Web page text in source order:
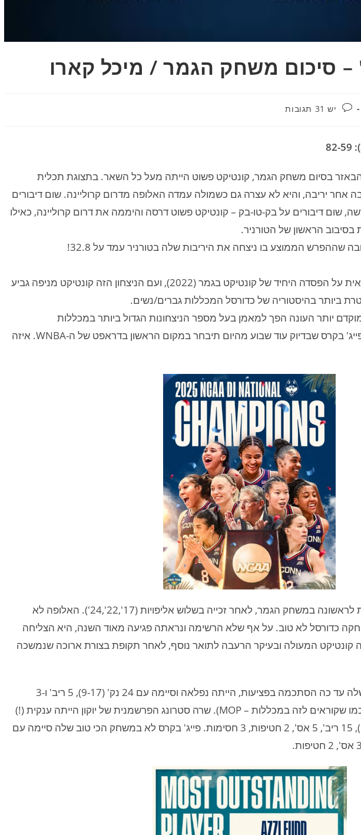
סיכום משחק הגמר / מיכל קארו
תגובות:
יש 31 תגובות
בסיום משחק הגמר, קונטיקט פשוט הייתה מעל כל השאר. בתצוגת תכלית
אחר יריבה, והיא לא עצרה גם כשמולה עמדה האלופה מדרום קרוליינה. שום דיבורים
שום דיבורים על בק-טו-בק – קונטיקט פשוט דרסה והיממה את דרום קרוליינה, כאילו
הראשון של הטורניר.
שההפרש הממוצע בו ניצחה את היריבות שלה בטורניר עמד על 32.8!
יוקון נקמה בדרום קרוליינה שאחראית על הפסדה היחיד של קונטיקט בגמר (2022), ועם הניצחון הזה קונטיקט מניפה גביע
אוריימה, שמוקדם יותר העונה הפך למאמן בעל מספר הניצחונות הגדול ביותר במכללות
(גברים/נשים). אליפות ראשונה לפייג' בקרס שבדיוק עוד שבוע מהיום תיבחר במקום הראשון בדראפט של ה-WNBA. איזה
דרום קרוליינה ודון סטיילי מפסידות לראשונה במשחק הגמר, לאחר זכייה בשלוש אליפויות (17',22',24'). האלופה לא
כדורסל לא טוב. על אף שלא הרשימה ונראתה פגיעה מאוד השנה, היא הצליחה
קונטיקט המעולה ובעיקר הרעבה לתואר נוסף, לאחר תקופת בצורת ארוכה שנמשכה
אזי פאד שרוב קריירת המכללות שלה עד כה הסתכמה בפציעות, הייתה נפלאה וסיימה עם 24 נק' (9-17), 5 ריב' ו-3
חטיפות. פאד נבחרה ל-MVP (או כמו שקוראים לזה במכללות – MOP). שרה סטרונג הפרשמנית של יוקון הייתה ענקית (!)
וסיימה גם היא עם 24 נק' (10-15), 15 ריב', 5 אס', 2 חטיפות, 3 חסימות. פייג' בקרס לא במשחק הכי טוב שלה סיימה עם